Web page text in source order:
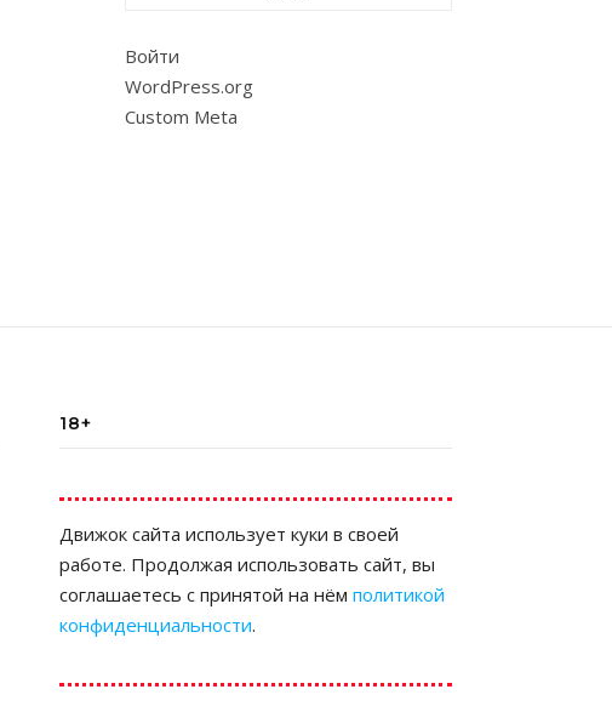
Войти
WordPress.org
Custom Meta
18+
Движок сайта использует куки в своей
работе. Продолжая использовать сайт, вы
соглашаетесь с принятой на нём политикой
конфиденциальности.